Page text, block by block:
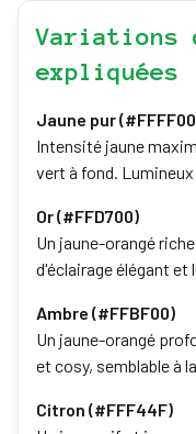
Variations
expliquées
Jaune pur
Intensité jaune
vert à fond.
Or (#FFD700)
Un jaune-orangé
d'éclairage élégant et
Ambre (#FFBF00)
Un jaune-orangé
et cosy, semblable à
Citron (#FFF44F)